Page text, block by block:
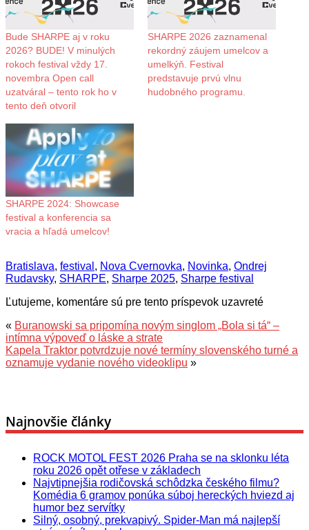
Bude SHARPE aj v roku
2026? BUDE! V minulých
rokoch festival vždy 17.
novembra Open call
uzatváral – tento rok ho v
tento deň otvoril
SHARPE 2026 zaznamenal
rekordný záujem umelcov a
umelkýň. Festival
predstavuje prvú vlnu
hudobného programu.
SHARPE 2024: Showcase
festival a konferencia sa
vracia a hľadá umelcov!
Bratislava, festival , Nova Cvernovka, Novinka, Ondrej
Rudavsky, SHARPE, Sharpe 2025, Sharpe festival
Ľutujeme, komentáre sú pre tento príspevok uzavreté
« Buranowski sa pripomína novým singlom „Bola si tá“ –
intímna výpoveď o láske a strate
Kapela Traktor potvrdzuje nové termíny slovenského turné a
oznamuje vydanie nového videoklipu »
Najnovšie články
ROCK MOTOL FEST 2026 Praha se na sklonku léta
roku 2026 opět otřese v základech
Najvtipnejšia rodičovská schôdzka českého filmu?
Komédia 6 gramov ponúka súboj hereckých hviezd aj
humor bez servítky
Silný, osobný, prekvapivý. Spider-Man má najlepší